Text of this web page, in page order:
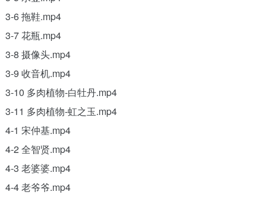
3-6 拖鞋.mp4
3-7 花瓶.mp4
3-8 摄像头.mp4
3-9 收音机.mp4
3-10 多肉植物-白牡丹.mp4
3-11 多肉植物-虹之玉.mp4
4-1 宋仲基.mp4
4-2 全智贤.mp4
4-3 老婆婆.mp4
4-4 老爷爷.mp4